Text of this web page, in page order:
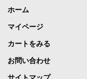
ホーム
マイページ
カートをみる
お問い合わせ